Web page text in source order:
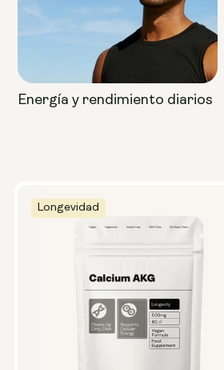
Longevidad
Energía y rendimiento diarios